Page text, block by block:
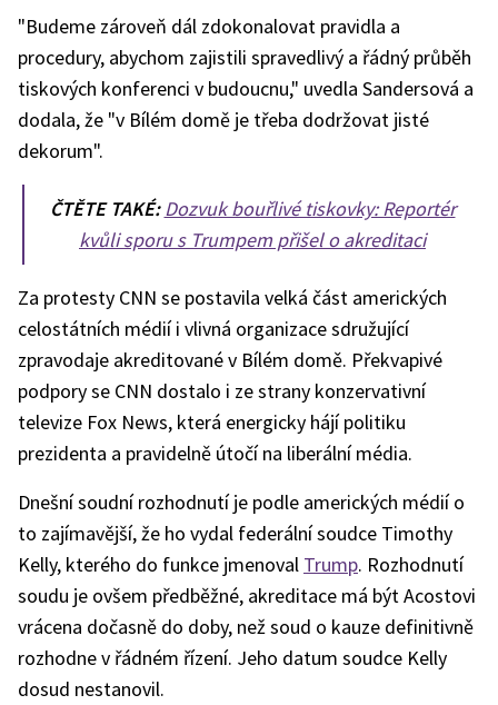
"Budeme zároveň dál zdokonalovat pravidla a
procedury, abychom zajistili spravedlivý a řádný průběh
tiskových konferenci v budoucnu," uvedla Sandersová a
dodala, že "v Bílém domě je třeba dodržovat jisté
dekorum".
ČTĚTE TAKÉ:Dozvuk bouřlivé tiskovky: Reportér
kvůli sporu s Trumpem přišel o akreditaci
Za protesty CNN se postavila velká část amerických
celostátních médií i vlivná organizace sdružující
zpravodaje akreditované v Bílém domě. Překvapivé
podpory se CNN dostalo i ze strany konzervativní
televize Fox News, která energicky hájí politiku
prezidenta a pravidelně útočí na liberální média.
Dnešní soudní rozhodnutí je podle amerických médií o
to zajímavější, že ho vydal federální soudce Timothy
Kelly, kterého do funkce jmenoval Trump. Rozhodnutí
soudu je ovšem předběžné, akreditace má být Acostovi
vrácena dočasně do doby, než soud o kauze definitivně
rozhodne v řádném řízení. Jeho datum soudce Kelly
dosud nestanovil.